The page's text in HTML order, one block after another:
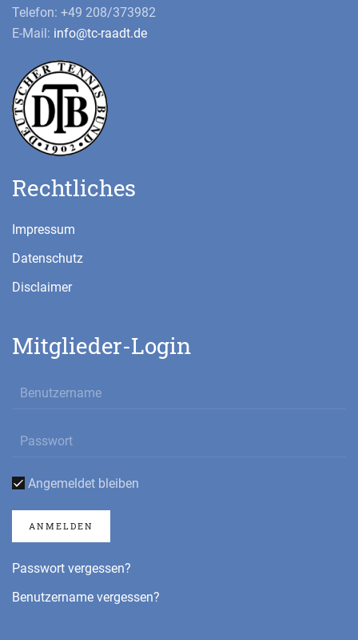
Telefon: +49 208/373982
E-Mail: info@tc-raadt.de
Rechtliches
Impressum
Datenschutz
Disclaimer
Mitglieder-Login
Angemeldet bleiben
ANMELDEN
Passwort vergessen?
Benutzername vergessen?